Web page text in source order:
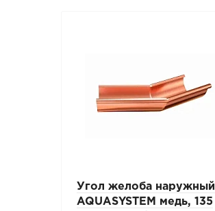
Угол желоба наружный
AQUASYSTEM медь, 135